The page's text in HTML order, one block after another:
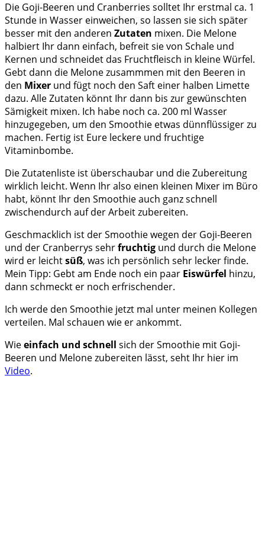
Die Goji-Beeren und Cranberries solltet Ihr erstmal ca. 1
Stunde in Wasser einweichen, so lassen sie sich später
besser mit den anderen Zutaten mixen. Die Melone
halbiert Ihr dann einfach, befreit sie von Schale und
Kernen und schneidet das Fruchtfleisch in kleine Würfel.
Gebt dann die Melone zusammmen mit den Beeren in
den Mixer und fügt noch den Saft einer halben Limette
dazu. Alle Zutaten könnt Ihr dann bis zur gewünschten
Sämigkeit mixen. Ich habe noch ca. 200 ml Wasser
hinzugegeben, um den Smoothie etwas dünnflüssiger zu
machen. Fertig ist Eure leckere und fruchtige
Vitaminbombe.
Die Zutatenliste ist überschaubar und die Zubereitung
wirklich leicht. Wenn Ihr also einen kleinen Mixer im Büro
habt, könnt Ihr den Smoothie auch ganz schnell
zwischendurch auf der Arbeit zubereiten.
Geschmacklich ist der Smoothie wegen der Goji-Beeren
und der Cranberrys sehrfruchtig und durch die Melone
wird er leichtsüß, was ich persönlich sehr lecker finde.
Mein Tipp: Gebt am Ende noch ein paar Eiswürfel hinzu,
dann schmeckt er noch erfrischender.
Ich werde den Smoothie jetzt mal unter meinen Kollegen
verteilen. Mal schauen wie er ankommt.
Wieeinfach und schnell sich der Smoothie mit Goji-
Beeren und Melone zubereiten lässt, seht Ihr hier im
Video.